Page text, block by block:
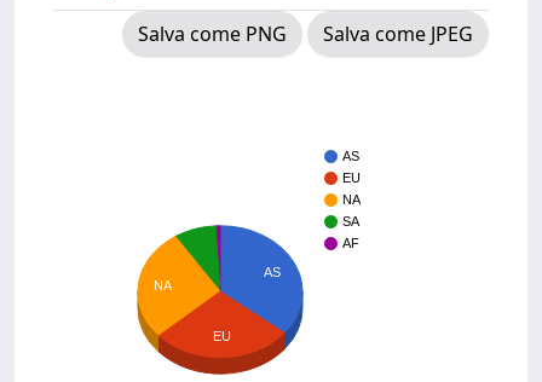
Salva come PNG
Salva come JPEG
AS
EU
NA
SA
AF
AS
NA
EU